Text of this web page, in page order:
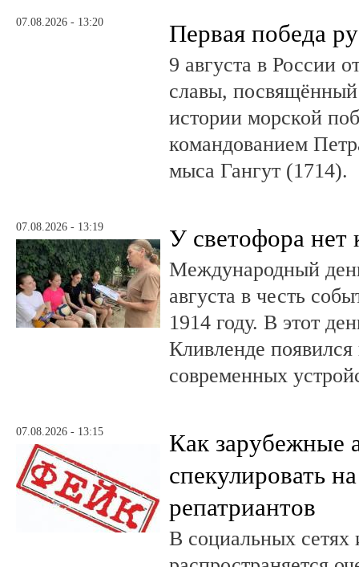
07.08.2026 - 13:20 Первая победа
9 августа в России
славы, посвящённый
истории морской
командованием
мыса Гангут (1714).
07.08.2026 - 13:19 У светофора нет
Международный
августа в честь
1914 году. В этот
Кливленде
современных
07.08.2026 - 13:15
Как зарубежные
спекулировать
репатриантов
В социальных сетях